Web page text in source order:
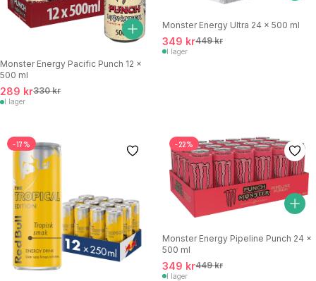
Monster Energy Pacific Punch 12 x
500 ml
289 kr330 kr
I lager
Monster Energy Ultra 24 x 500 ml
349 kr449 kr
I lager
-17% -22%
Monster Energy Pipeline Punch 24 x
500 ml
349 kr449 kr
I lager